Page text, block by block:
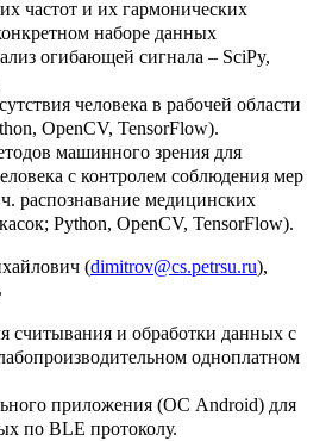
частот и их гармонических
наборе данных
огибающей сигнала – SciPy,
человека в рабочей области
OpenCV, TensorFlow).
машинного зрения для
с контролем соблюдения мер
распознавание медицинских
Python, OpenCV, TensorFlow).
(dimitrov@cs.petrsu.ru),
считывания и обработки данных с
одноплатном
приложения (ОС Android) для
по BLE протоколу.